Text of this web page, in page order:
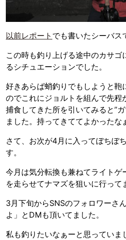
以前レポート でも書いたシーバス
この時も釣り上げる途中のカサゴ
るシチュエーションでした。
好きあらば蛸釣りでもしようと鞄
のでこれにジョルトを組んで先程
捕食してきた所を引いてみると”
ました。持ってきててよかったな
さて、お次が4月に入ってぼちぼ
す。
今月は気分転換も兼ねてライト
を走らせてナマズを狙いに行って
3月下旬からSNSのフォロワーさ
よ」とDMも頂いてました。
私も釣りたいなぁーと思っていま